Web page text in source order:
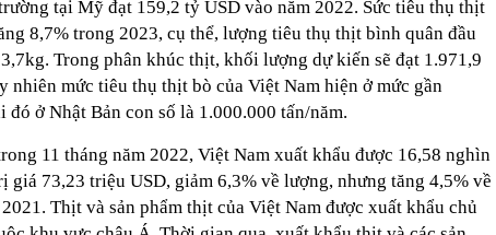
tại Mỹ đạt 159,2 tỷ USD vào năm 2022. Sức tiêu thụ thịt
8,7% trong 2023, cụ thể, lượng tiêu thụ thịt bình quân đầu
Trong phân khúc thịt, khối lượng dự kiến sẽ đạt 1.971,9
nhiên mức tiêu thụ thịt bò của Việt Nam hiện ở mức gần
ở Nhật Bản con số là 1.000.000 tấn/năm.
11 tháng năm 2022, Việt Nam xuất khẩu được 16,58 nghìn
giá 73,23 triệu USD, giảm 6,3% về lượng, nhưng tăng 4,5% về
Thịt và sản phẩm thịt của Việt Nam được xuất khẩu chủ